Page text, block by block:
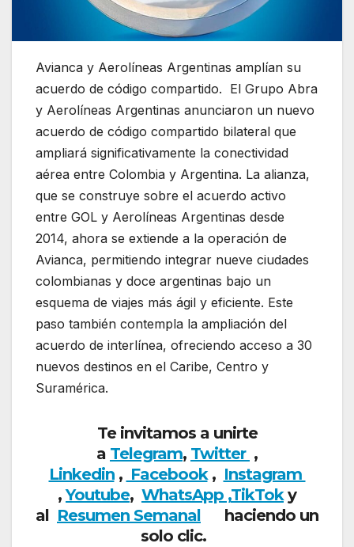
Avianca y Aerolíneas Argentinas amplían su
acuerdo de código compartido. El Grupo Abra
y Aerolíneas Argentinas anunciaron un nuevo
acuerdo de código compartido bilateral que
ampliará significativamente la conectividad
aérea entre Colombia y Argentina. La alianza,
que se construye sobre el acuerdo activo
entre GOL y Aerolíneas Argentinas desde
2014, ahora se extiende a la operación de
Avianca, permitiendo integrar nueve ciudades
colombianas y doce argentinas bajo un
esquema de viajes más ágil y eficiente. Este
paso también contempla la ampliación del
acuerdo de interlínea, ofreciendo acceso a 30
nuevos destinos en el Caribe, Centro y
Suramérica.
Te invitamos a unirte
a Telegram, Twitter ,
Linkedin, Facebook, Instagram
,Youtube, WhatsApp ,TikToky
al Resumen Semanal haciendo un
solo clic.